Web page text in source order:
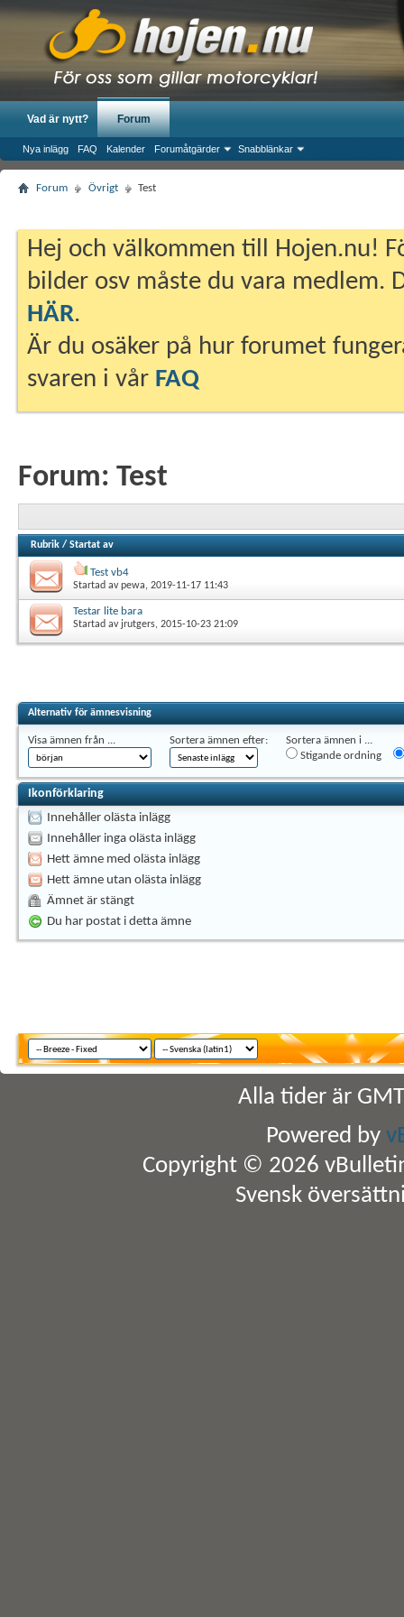
Vad är nytt? Forum
Nya inlägg FAQ Kalender Forumåtgärder Snabblänkar
Forum Övrigt Test
Hej och välkommen till Hojen.nu!
bilder osv måste du vara medlem.
HÄR.
Är du osäker på hur forumet
svaren i vår FAQ
Forum: Test
Rubrik / Startat av
Test vb4
Startad avpewa, 2019-11-17 11:43
Testar lite bara
Startad av jrutgers, 2015-10-23 21:09
Alternativ för ämnesvisning
Visa ämnen från ... Sortera ämnen efter:
Sortera ämnen i ...
Stigande ordning
Ikonförklaring
Innehåller olästa inlägg
Innehåller inga olästa inlägg
Hett ämne med olästa inlägg
Hett ämne utan olästa inlägg
Ämnet är stängt
Du har postat i detta ämne
Alla tider är
Powered by
Copyright © 2026
Svensk